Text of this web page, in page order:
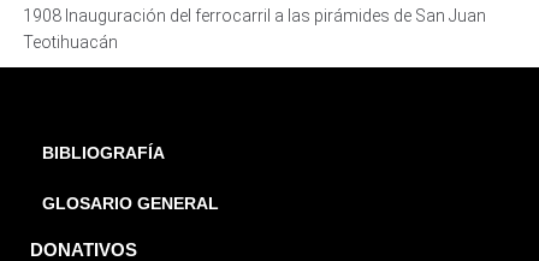
1908 Inauguración del ferrocarril a las pirámides de San Juan
Teotihuacán
BIBLIOGRAFÍA
GLOSARIO GENERAL
DONATIVOS